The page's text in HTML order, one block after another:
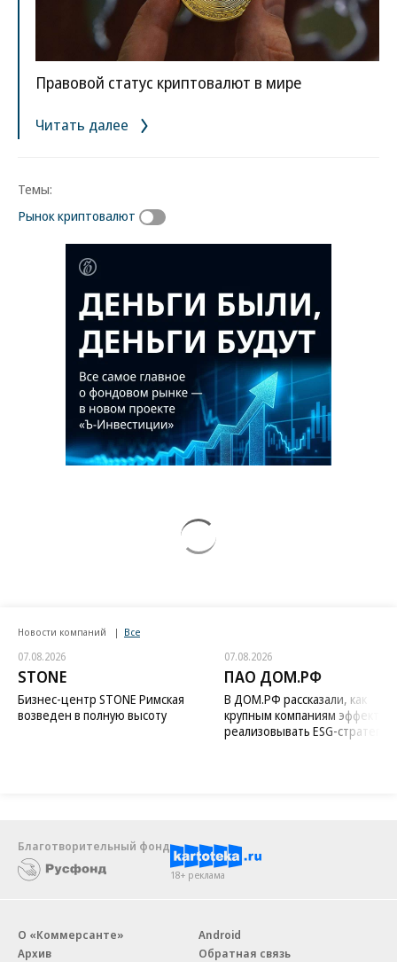
Правовой статус криптовалют в мире
Читать далее
Темы:
Рынок криптовалют
Новости компаний Все
07.08.2026
STONE
Бизнес-центр STONE Римская
возведен в полную высоту
07.08.2026
ПАО ДОМ.РФ
В ДОМ.РФ рассказали, как
крупным компаниям
реализовывать ESG-стратегию
Благотворительный фонд
18+ реклама
О «Коммерсанте»
Архив
Android
Обратная связь